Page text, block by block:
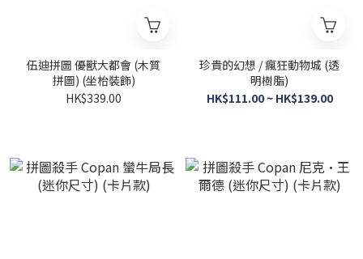
伍迪拼圖 優獸大都會 (木質
拼圖) (坐枱裝飾)
HK$339.00
珍貴的幻想 / 瘋狂動物城 (透
明樹脂)
HK$111.00 ~ HK$139.00